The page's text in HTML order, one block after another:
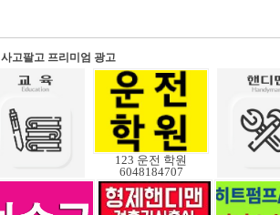
사고팔고 프리미엄 광고
123 운전 학원
6048184707